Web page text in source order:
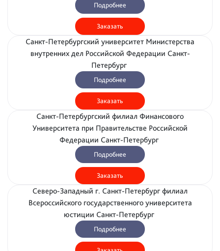
Подробнее
Заказать
Санкт-Петербургский университет Министерства
внутренних дел Российской Федерации Санкт-
Петербург
Подробнее
Заказать
Санкт-Петербургский филиал Финансового
Университета при Правительстве Российской
Федерации Санкт-Петербург
Подробнее
Заказать
Северо-Западный г. Санкт-Петербург филиал
Всероссийского государственного университета
юстиции Санкт-Петербург
Подробнее